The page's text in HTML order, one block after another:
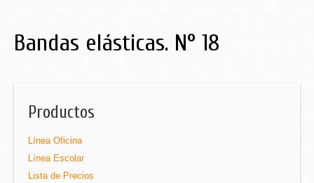
Bandas elásticas. N° 18
Productos
Línea Oficina
Línea Escolar
Lista de Precios